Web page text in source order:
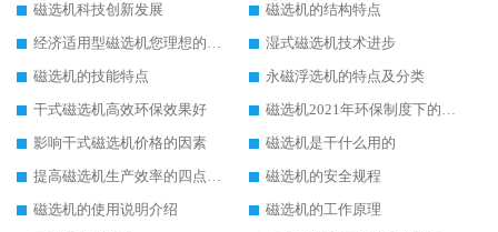
磁选机科技创新发展
磁选机的结构特点
经济适用型磁选机您理想的选择
湿式磁选机技术进步
磁选机的技能特点
永磁浮选机的特点及分类
干式磁选机高效环保效果好
磁选机2021年环保制度下的发展出路
影响干式磁选机价格的因素
磁选机是干什么用的
提高磁选机生产效率的四点方法
磁选机的安全规程
磁选机的使用说明介绍
磁选机的工作原理